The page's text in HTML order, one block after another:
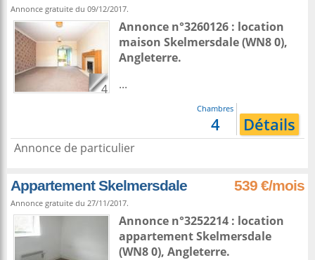
Annonce gratuite du 09/12/2017.
4
Annonce n°3260126 : location
maison Skelmersdale(WN8 0),
Angleterre.
...
Chambres
4 Détails
Annonce de particulier
Appartement Skelmersdale 539 €/mois
Annonce gratuite du 27/11/2017.
Annonce n°3252214 : location
appartementSkelmersdale
(WN8 0), Angleterre.